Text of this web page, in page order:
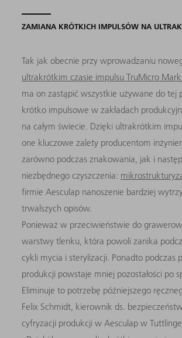
ZAMIANA KRÓTKICH IMPULSÓW NA
Tak jak obecnie przy wprowadzaniu
ultrakrótkim czasie impulsu TruMicro Mark.
ma on zastąpić wszystkie używane do tej
krótko impulsowe w zakładach
na całym świecie. Dzięki ultrakrótkim
one kluczowe zalety producentom
zarówno podczas znakowania, jak i
niezbędnego czyszczenia:
firmie Aesculap nanoszenie bardziej
trwalszych opisów.
Ponieważ w przeciwieństwie do
warstwy tlenku, która powoli zanika
cykli mycia i sterylizacji. Ponadto podczas
produkcji powstaje mniej pozostałości po
Eliminuje to potrzebę późniejszego
Felix Schmidt, kierownik ds.
cyfryzacji produkcji w Aesculap w